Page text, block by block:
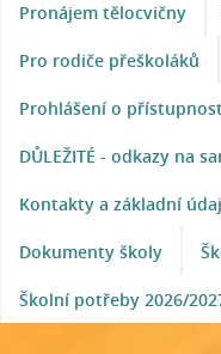
Pronájem tělocvičny
Pro rodiče přeškoláků
Prohlášení o
DŮLEŽITÉ - odkazy na
Kontakty a základní
Dokumenty školy
Školní potřeby 2026/